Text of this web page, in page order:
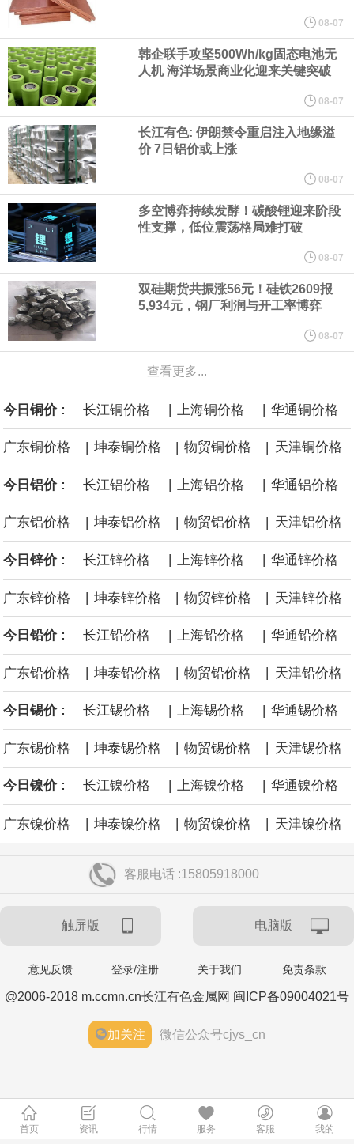
他与赫格塞思就弹药短缺问题发生冲突的报道是“完全没有根据的谣
言”，他对赫格塞思所做的工作“非常满意”。
纽约期银突破64美元/盎司，日内涨3.91%。
据报道，威刚近日在法说会上表示，在需求增加、价格走高及货源
稳定的三大有利因素带动下，预期第3季度营运将优于第2季度，并
进一步扩大全年营运成果。
美国国会预算办公室（CBO）于当地时间5日发布报告称，美国海军
计划建造的15艘核动力“特朗普级”（Trump-class）战列舰，从研发
到采购的总费用可能高达2750亿美元，为美国有史以来最昂贵的水
面战舰项目之一。 根据CBO的初步估算，首舰造价约234亿美元，
后续14艘平均每艘约180亿美元。
黄金价格有望录得自今年1月以来最大单周涨幅。油价走弱为金价提
供支撑，同时投资者正等待美国非农就业数据，以寻找美国利率前
景的线索。StoneX高级分析师马特·辛普森表示，中东和平前景改善
令市场通胀预期下降，推动黄金价格从此前持续数周、位于4000美
元上方的盘整区间中进一步上涨。
必和必拓港口联合工会：必和必拓西澳大利亚铁矿石业务的工人已
通知，将于8月9日实施24小时停工。
08-07
韩企联手攻坚500Wh/kg固态电池无
人机 海洋场景商业化迎来关键突破
08-07
长江有色: 伊朗禁令重启注入地缘溢
价 7日铝价或上涨
08-07
多空博弈持续发酵！碳酸锂迎来阶段
性支撑，低位震荡格局难打破
08-07
双硅期货共振涨56元！硅铁2609报
5,934元，钢厂利润与开工率博弈
08-07
查看更多...
今日铜价 : 长江铜价格 | 上海铜价格 | 华通铜价格
广东铜价格 | 坤泰铜价格 | 物贸铜价格 | 天津铜价格
今日铝价 : 长江铝价格 上海铝价格 华通铝价格
广东铝价格 | 坤泰铝价格 | 物贸铝价格 | 天津铝价格
今日锌价 : 长江锌价格 上海锌价格 华通锌价格
广东锌价格 | 坤泰锌价格 | 物贸锌价格 | 天津锌价格
今日铅价 : 长江铅价格 | 上海铅价格 | 华通铅价格
广东铅价格 坤泰铅价格 物贸铅价格 天津铅价格
今日锡价 : 长江锡价格 | 上海锡价格 | 华通锡价格
广东锡价格 坤泰锡价格 物贸锡价格 天津锡价格
今日镍价 : 长江镍价格 | 上海镍价格 | 华通镍价格
广东镍价格 | 坤泰镍价格 | 物贸镍价格 | 天津镍价格
客服电话 :15805918000
触屏版 电脑版
意见反馈 登录/注册 关于我们 免责条款
@2006-2018 m.ccmn.cn长江有色金属网 闽ICP备09004021号
加关注 微信公众号cjys_cn
首页 资讯 行情 服务 客服 我的